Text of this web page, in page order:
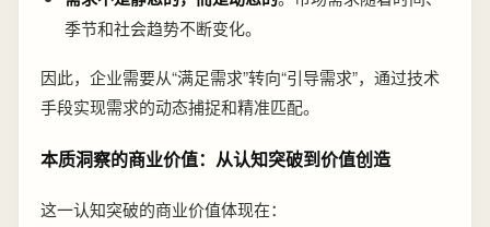
季节和社会趋势不断变化。
因此，企业需要从“满足需求”转向“引导需求”，通过技术
手段实现需求的动态捕捉和精准匹配。
本质洞察的商业价值：从认知突破到价值创造
这一认知突破的商业价值体现在：